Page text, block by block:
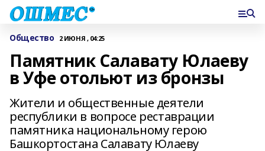
Общество 2 ИЮНЯ , 04:25
Памятник Салавату Юлаеву
в Уфе отольют из бронзы
Жители и общественные деятели
республики в вопросе реставрации
памятника национальному герою
Башкортостана Салавату Юлаеву